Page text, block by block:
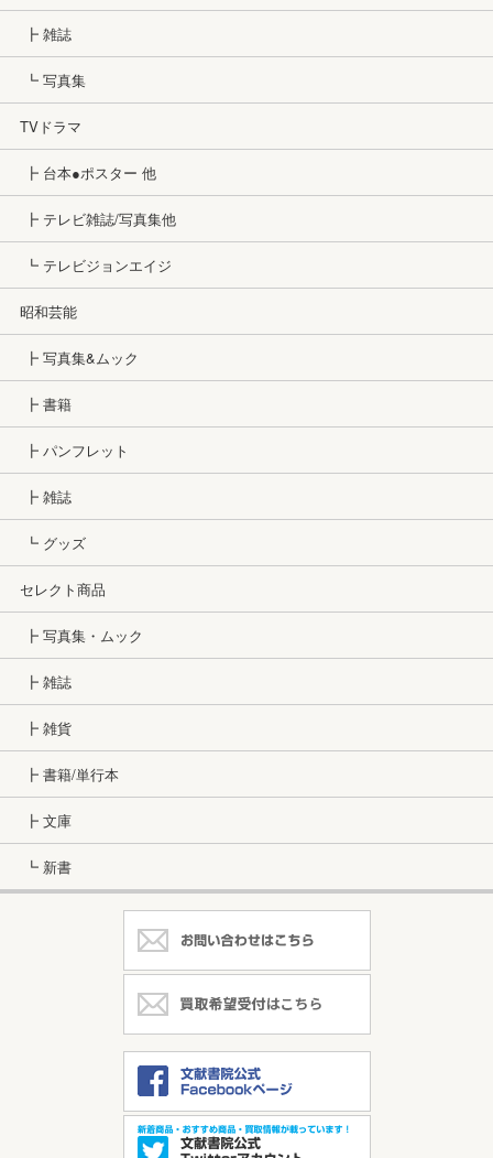
┣ 雑誌
┗ 写真集
TVドラマ
┣ 台本●ポスター 他
┣ テレビ雑誌/写真集他
┗ テレビジョンエイジ
昭和芸能
┣ 写真集&ムック
┣ 書籍
┣ パンフレット
┣ 雑誌
┗ グッズ
セレクト商品
┣ 写真集・ムック
┣ 雑誌
┣ 雑貨
┣ 書籍/単行本
┣ 文庫
┗ 新書